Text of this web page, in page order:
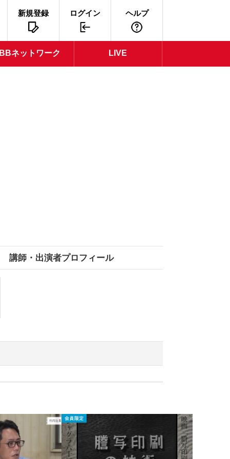
新規登録 ログイン ヘルプ
BBネットワーク LIVE
講師・出演者プロフィール